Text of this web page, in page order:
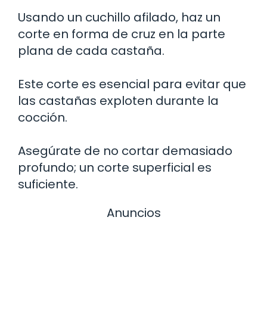
Usando un cuchillo afilado, haz un
corte en forma de cruz en la parte
plana de cada castaña.
Este corte es esencial para evitar que
las castañas exploten durante la
cocción.
Asegúrate de no cortar demasiado
profundo; un corte superficial es
suficiente.
Anuncios